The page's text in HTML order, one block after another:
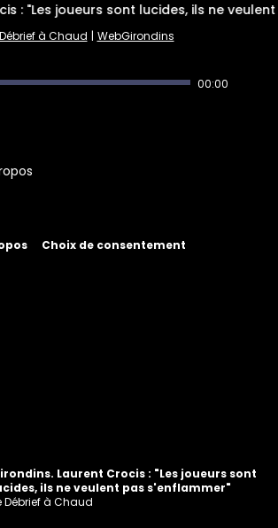
: "Les joueurs sont lucides, ils ne
à Chaud | WebGirondins
00:00
Choix de consentement
Laurent Crocis : "Les joueurs sont
ils ne veulent pas s'enflammer"
Débrief à Chaud